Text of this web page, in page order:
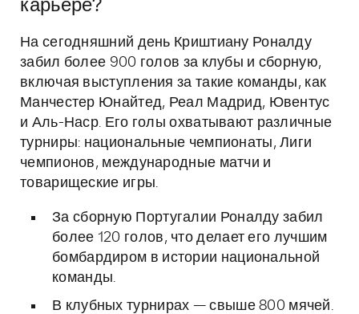
карьере?
На сегодняшний день Криштиану Роналду
забил более 900 голов за клубы и сборную,
включая выступления за такие команды, как
Манчестер Юнайтед, Реал Мадрид, Ювентус
и Аль-Наср. Его голы охватывают различные
турниры: национальные чемпионаты, Лиги
чемпионов, международные матчи и
товарищеские игры.
За сборную Португалии Роналду забил
более 120 голов, что делает его лучшим
бомбардиром в истории национальной
команды.
В клубных турнирах — свыше 800 мячей.